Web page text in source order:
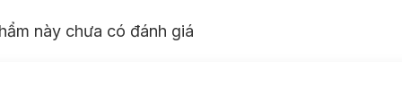
này chưa có đánh giá